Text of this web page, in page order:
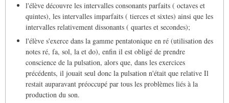
l'élève découvre les intervalles consonants parfaits ( octaves et
quintes), les intervalles imparfaits ( tierces et sixtes) ainsi que les
intervalles relativement dissonants ( quartes et secondes);
l'élève s'exerce dans la gamme pentatonique en ré (utilisation des
notes ré, fa, sol, la et do), enfin il est obligé de prendre
conscience de la pulsation, alors que, dans les exercices
précédents, il jouait seul donc la pulsation n'était que relative Il
restait auparavant préoccupé par tous les problèmes liés à la
production du son.